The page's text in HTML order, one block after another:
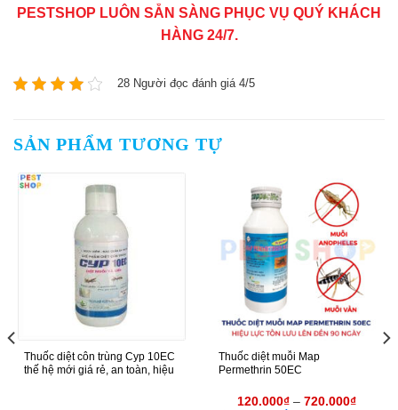
PESTSHOP LUÔN SẴN SÀNG PHỤC VỤ QUÝ KHÁCH
HÀNG 24/7.
28 Người đọc đánh giá 4/5
SẢN PHẨM TƯƠNG TỰ
Thuốc diệt côn trùng Cyp 10EC
thế hệ mới giá rẻ, an toàn, hiệu
Thuốc diệt muỗi Map
Permethrin 50EC
120.000₫– 720.000₫